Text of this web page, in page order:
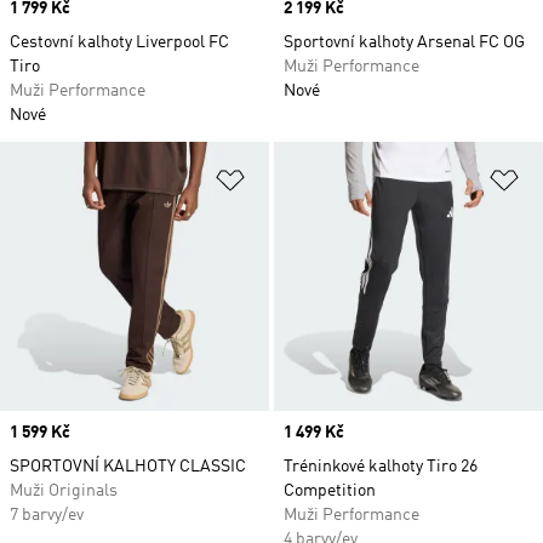
Price
1 799 Kč
Cestovní kalhoty Liverpool FC
Tiro
Muži Performance
Nové
Price
2 199 Kč
Sportovní kalhoty Arsenal FC OG
Muži Performance
Nové
Přidat do seznamu přání
Price
1 599 Kč
SPORTOVNÍ KALHOTY CLASSIC
Muži Originals
7 barvy/ev
Price
1 499 Kč
Tréninkové kalhoty Tiro 26
Competition
Muži Performance
4 barvy/ev